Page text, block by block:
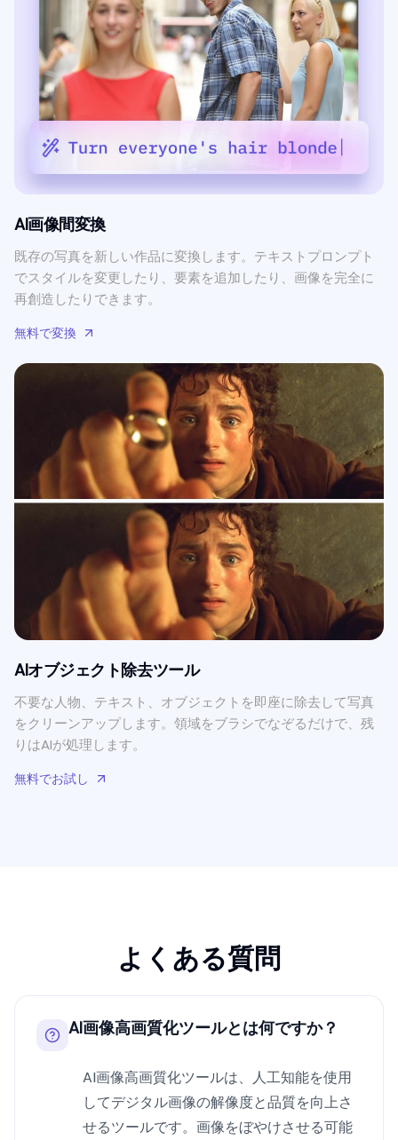
AI画像間変換
既存の写真を新しい作品に変換します。テキストプロンプト
でスタイルを変更したり、要素を追加したり、画像を完全に
再創造したりできます。
無料で変換
AIオブジェクト除去ツール
不要な人物、テキスト、オブジェクトを即座に除去して写真
をクリーンアップします。領域をブラシでなぞるだけで、残
りはAIが処理します。
無料でお試し
よくある質問
AI画像高画質化ツールとは何ですか？
AI画像高画質化ツールは、人工知能を使用
してデジタル画像の解像度と品質を向上さ
せるツールです。画像をぼやけさせる可能